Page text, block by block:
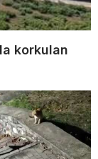
korkulan